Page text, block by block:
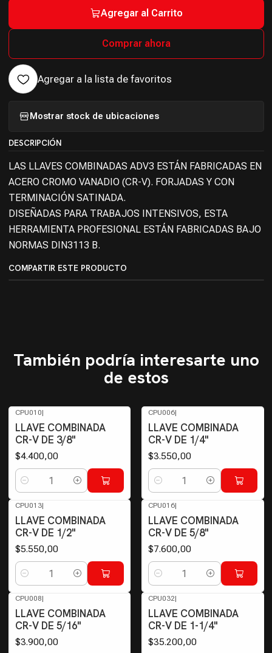
Agregar al Carrito
Comprar ahora
Agregar a la lista de favoritos
Mostrar stock de ubicaciones
DESCRIPCIÓN
LAS LLAVES COMBINADAS ADV3 ESTÁN FABRICADAS EN
ACERO CROMO VANADIO (CR-V). FORJADAS Y CON
TERMINACIÓN SATINADA.
DISEÑADAS PARA TRABAJOS INTENSIVOS, ESTA
HERRAMIENTA PROFESIONAL ESTÁN FABRICADAS BAJO
NORMAS DIN3113 B.
COMPARTIR ESTE PRODUCTO
También podría interesarte uno
de estos
CPU010|
LLAVE COMBINADA
CR-V DE 3/8"
$4.400,00
Cantidad
CPU006|
LLAVE COMBINADA
CR-V DE 1/4"
$3.550,00
Cantidad
CPU013|
LLAVE COMBINADA
CR-V DE 1/2"
$5.550,00
Cantidad
CPU016|
LLAVE COMBINADA
CR-V DE 5/8"
$7.600,00
Cantidad
CPU008|
LLAVE COMBINADA
CR-V DE 5/16"
$3.900,00
CPU032|
LLAVE COMBINADA
CR-V DE 1-1/4"
$35.200,00